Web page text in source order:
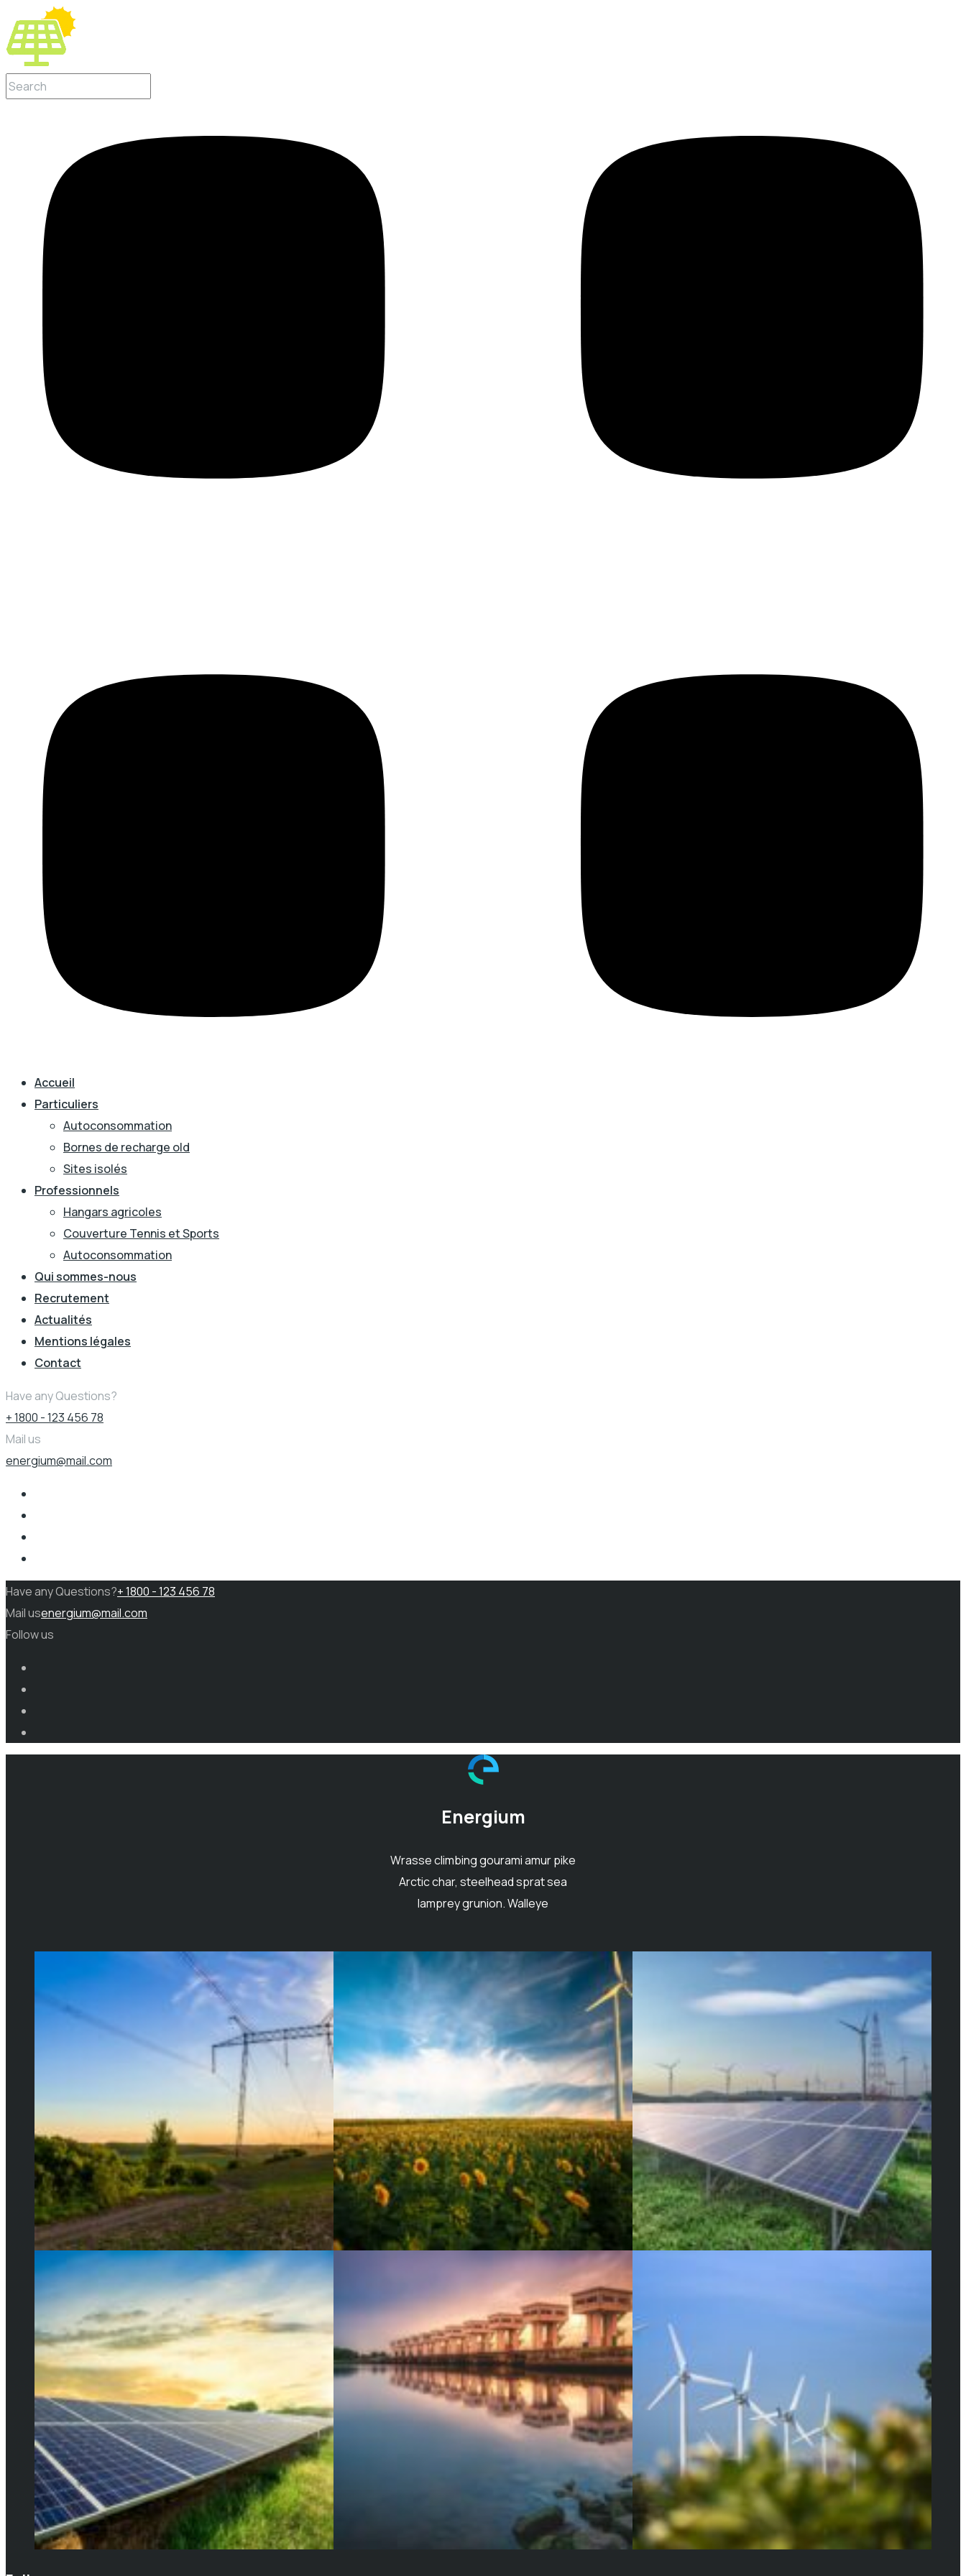
Accueil
Particuliers
Autoconsommation
Bornes de recharge old
Sites isolés
Professionnels
Hangars agricoles
Couverture Tennis et Sports
Autoconsommation
Qui sommes-nous
Recrutement
Actualités
Mentions légales
Contact
Have any Questions?
+ 1800 - 123 456 78
Mail us
energium@mail.com
Have any Questions?+ 1800 - 123 456 78
Mail usenergium@mail.com
Follow us
Energium
Wrasse climbing gourami amur pike
Arctic char, steelhead sprat sea
lamprey grunion. Walleye